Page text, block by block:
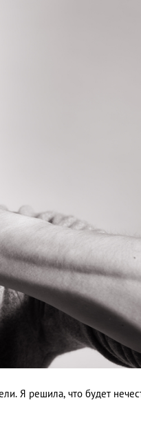
Я решила, что будет
В законе:
Казахстана
АНАЛИТИЧЕСКИЕ СТАТЬИ